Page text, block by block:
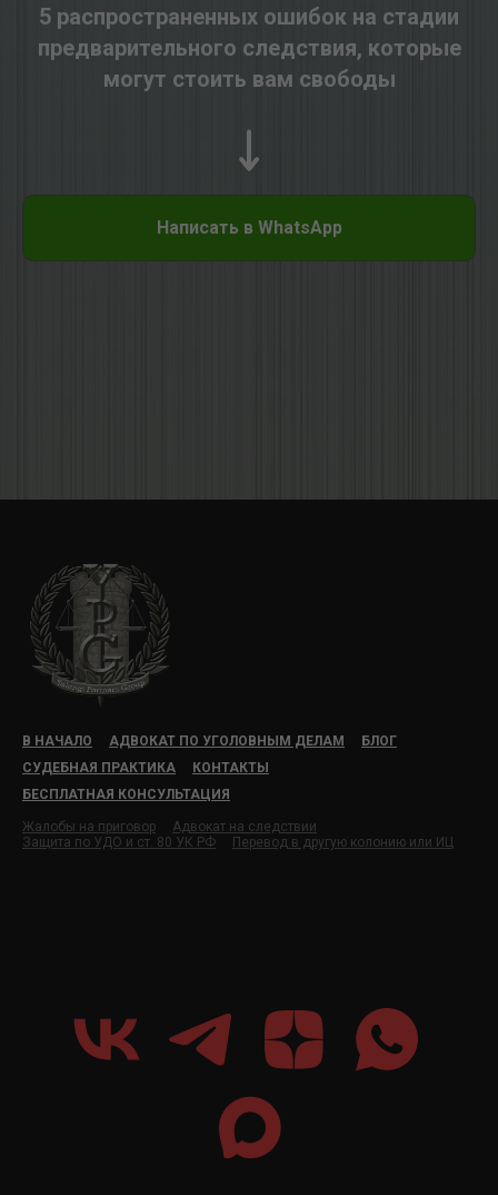
5 распространенных ошибок на стадии
предварительного следствия, которые
могут стоить вам свободы
Написать в WhatsApp
В НАЧАЛО АДВОКАТ ПО УГОЛОВНЫМ ДЕЛАМ
БЛОГ
СУДЕБНАЯ ПРАКТИКА
КОНТАКТЫ
БЕСПЛАТНАЯ КОНСУЛЬТАЦИЯ
Жалобы на приговор
Адвокат на следствии
Защита по УДО и ст. 80 УК РФ
Перевод в другую колонию или ИЦ